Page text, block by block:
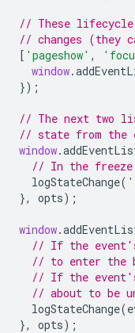
// These lifecycle
// changes (they
[ 'pageshow' ,
window.
});
// The next two
// state from the
window.
// In the freeze
logStateChange(
},
opts);
window.
// If the
// to enter the
// If the
// about to be
logStateChange(
},
opts);